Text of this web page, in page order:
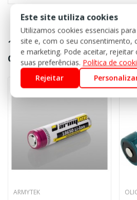
12 outros produtos
categoria:
ARMYTEK
Este site utiliza cookies
Utilizamos cookies essenciais
site e, com o seu consentimento,
e marketing. Pode aceitar, rejeitar
suas preferências. Política de
Rejeitar